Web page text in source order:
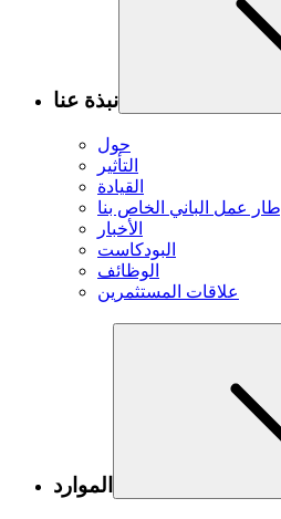
نبذة عنا
حول
التأثير
القيادة
إطار عمل الباني الخاص بنا
الأخبار
البودكاست
الوظائف
علاقات المستثمرين
الموارد